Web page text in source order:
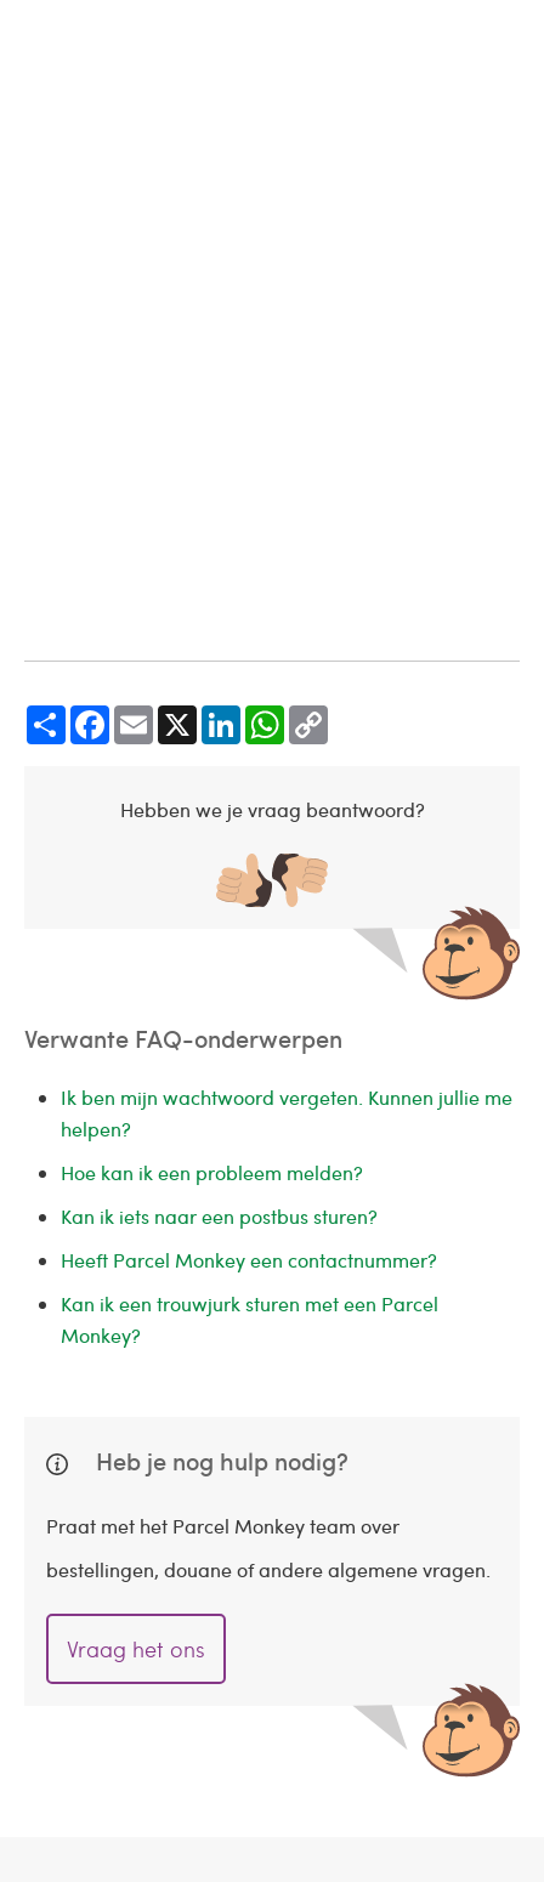
Share Facebook Email LinkedIn WhatsApp
Hebben we je vraag beantwoord?
Verwante FAQ-onderwerpen
Ik ben mijn wachtwoord vergeten. Kunnen jullie me
helpen?
Hoe kan ik een probleem melden?
Kan ik iets naar een postbus sturen?
Heeft Parcel Monkey een contactnummer?
Kan ik een trouwjurk sturen met een Parcel
Monkey?
Heb je nog hulp nodig?
Praat met het Parcel Monkey team over
bestellingen, douane of andere algemene vragen.
Vraag het ons